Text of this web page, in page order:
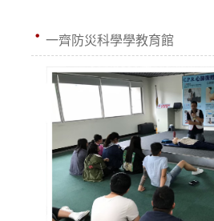
一齊防災科學學教育館